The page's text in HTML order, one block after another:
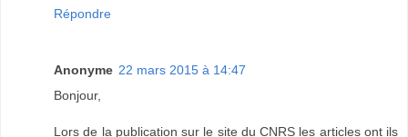
Répondre
Anonyme 22 mars 2015 à 14:47
Bonjour,
Lors de la publication sur le site du CNRS les articles ont ils